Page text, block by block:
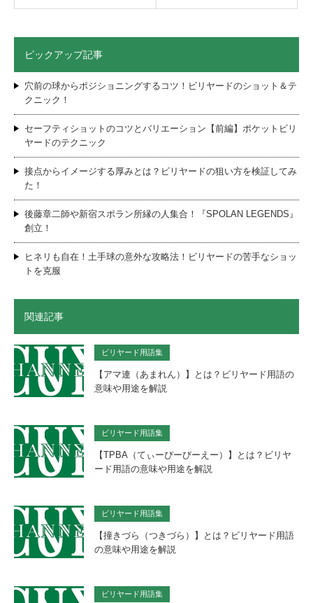
ピックアップ記事
穴前の球からポジショニングするコツ！ビリヤードのショット＆テ
クニック！
セーフティショットのコツとバリエーション【前編】ポケットビリ
ヤードのテクニック
接点からイメージする厚みとは？ビリヤードの狙い方を検証してみ
た！
後藤章二師や新宿スポラン所縁の人集合！『SPOLAN LEGENDS』
創立！
ヒネリも自在！土手球の意外な攻略法！ビリヤードの苦手なショッ
トを克服
関連記事
ビリヤード用語集
【アマ連（あまれん）】とは？ビリヤード用語の
意味や用途を解説
ビリヤード用語集
【TPBA（てぃーぴーびーえー）】とは？ビリヤ
ード用語の意味や用途を解説
ビリヤード用語集
【撞きづら（つきづら）】とは？ビリヤード用語
の意味や用途を解説
ビリヤード用語集